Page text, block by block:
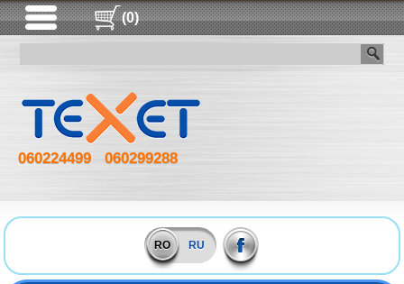
(0)
060224499 060299288
RO RU